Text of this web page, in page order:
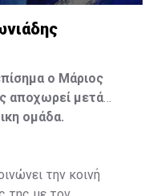
ο Μάριος
αποχωρεί μετά
ομάδα.
την κοινή